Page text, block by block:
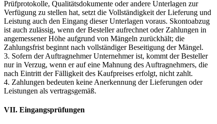
Prüfprotokolle, Qualitätsdokumente oder andere Unterlagen zur
Verfügung zu stellen hat, setzt die Vollständigkeit der Lieferung und
Leistung auch den Eingang dieser Unterlagen voraus. Skontoabzug
ist auch zulässig, wenn der Besteller aufrechnet oder Zahlungen in
angemessener Höhe aufgrund von Mängeln zurückhält; die
Zahlungsfrist beginnt nach vollständiger Beseitigung der Mängel.
3. Sofern der Auftragnehmer Unternehmer ist, kommt der Besteller
nur in Verzug, wenn er auf eine Mahnung des Auftragnehmers, die
nach Eintritt der Fälligkeit des Kaufpreises erfolgt, nicht zahlt.
4. Zahlungen bedeuten keine Anerkennung der Lieferungen oder
Leistungen als vertragsgemäß.
VII. Eingangsprüfungen